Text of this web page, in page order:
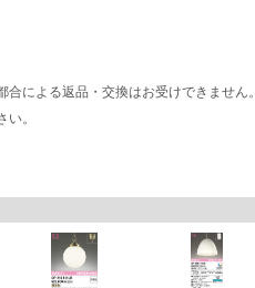
による返品・交換はお受けできません。
。